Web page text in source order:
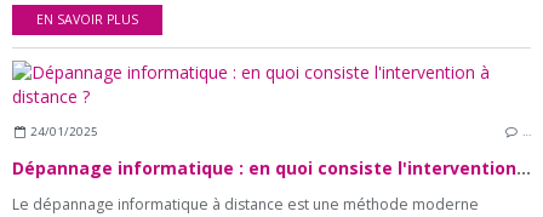
EN SAVOIR PLUS
24/01/2025 …
Dépannage informatique : en quoi consiste l'intervention à distance ?
Le dépannage informatique à distance est une méthode moderne